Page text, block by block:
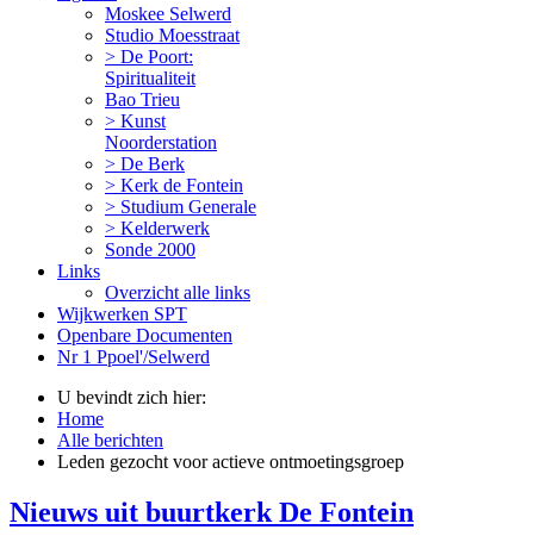
Moskee Selwerd
Studio Moesstraat
> De Poort:
Spiritualiteit
Bao Trieu
> Kunst
Noorderstation
> De Berk
> Kerk de Fontein
> Studium Generale
> Kelderwerk
Sonde 2000
Links
Overzicht alle links
Wijkwerken SPT
Openbare Documenten
Nr 1 Ppoel'/Selwerd
U bevindt zich hier:
Home
Alle berichten
Leden gezocht voor actieve ontmoetingsgroep
Nieuws uit buurtkerk De Fontein